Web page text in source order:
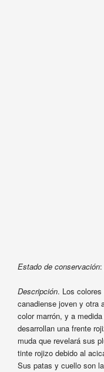
Estado de conservación:
Descripción. Los colores
canadiense joven y otra
color marrón, y a
desarrollan una frente
muda que revelará sus
tinte rojizo debido al
Sus patas y cuello son